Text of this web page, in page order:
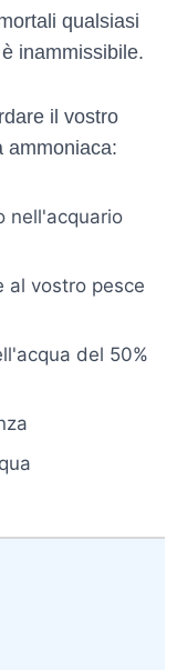
qualsiasi
inammissibile.
il vostro
ammoniaca:
nell'acquario
al vostro pesce
del 50%